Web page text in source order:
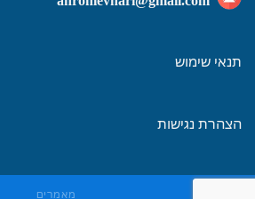
תנאי שימוש
הצהרת נגישות
מאמרים